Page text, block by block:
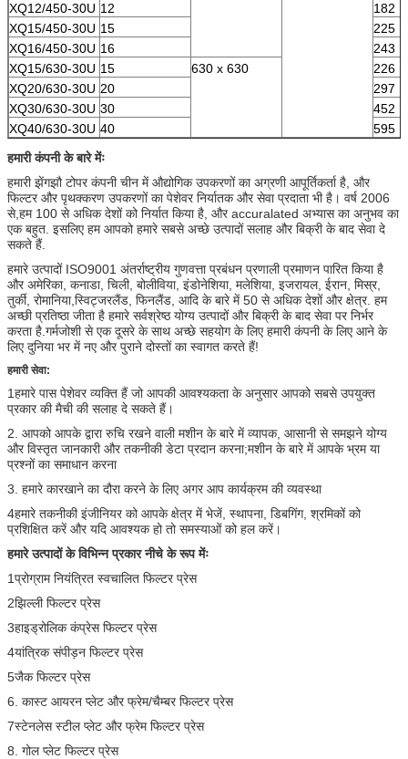
XQ12/450-30U 12
182
XQ15/450-30U 15
225
XQ16/450-30U 16
243
XQ15/630-30U 15 630 x 630
226
XQ20/630-30U 20
297
XQ30/630-30U 30
452
XQ40/630-30U 40
595
हमारी कंपनी के बारे मेंः
हमारी झेंगझौ टोपर कंपनी चीन में औद्योगिक उपकरणों का अग्रणी आपूर्तिकर्ता है, और
फिल्टर और पृथक्करण उपकरणों का पेशेवर निर्यातक और सेवा प्रदाता भी है। वर्ष 2006
से,हम 100 से अधिक देशों को निर्यात किया है, और accuralated अभ्यास का अनुभव का
एक बहुत. इसलिए हम आपको हमारे सबसे अच्छे उत्पादों सलाह और बिक्री के बाद सेवा दे
सकते हैं.
हमारे उत्पादों ISO9001 अंतर्राष्ट्रीय गुणवत्ता प्रबंधन प्रणाली प्रमाणन पारित किया है
और अमेरिका, कनाडा, चिली, बोलीविया, इंडोनेशिया, मलेशिया, इजरायल, ईरान, मिस्र,
तुर्की, रोमानिया,स्विट्जरलैंड, फिनलैंड, आदि के बारे में 50 से अधिक देशों और क्षेत्र. हम
अच्छी प्रतिष्ठा जीता है हमारे सर्वश्रेष्ठ योग्य उत्पादों और बिक्री के बाद सेवा पर निर्भर
करता है.गर्मजोशी से एक दूसरे के साथ अच्छे सहयोग के लिए हमारी कंपनी के लिए आने के
लिए दुनिया भर में नए और पुराने दोस्तों का स्वागत करते हैं!
हमारी सेवा:
1हमारे पास पेशेवर व्यक्ति हैं जो आपकी आवश्यकता के अनुसार आपको सबसे उपयुक्त
प्रकार की मैची की सलाह दे सकते हैं।
2. आपको आपके द्वारा रुचि रखने वाली मशीन के बारे में व्यापक, आसानी से समझने योग्य
और विस्तृत जानकारी और तकनीकी डेटा प्रदान करना;मशीन के बारे में आपके भ्रम या
प्रश्नों का समाधान करना
3. हमारे कारखाने का दौरा करने के लिए अगर आप कार्यक्रम की व्यवस्था
4हमारे तकनीकी इंजीनियर को आपके क्षेत्र में भेजें, स्थापना, डिबगिंग, श्रमिकों को
प्रशिक्षित करें और यदि आवश्यक हो तो समस्याओं को हल करें।
हमारे उत्पादों के विभिन्न प्रकार नीचे के रूप मेंः
1प्रोग्राम नियंत्रित स्वचालित फिल्टर प्रेस
2झिल्ली फिल्टर प्रेस
3हाइड्रोलिक कंप्रेस फिल्टर प्रेस
4यांत्रिक संपीड़न फिल्टर प्रेस
5जैक फिल्टर प्रेस
6. कास्ट आयरन प्लेट और फ्रेम/चैम्बर फिल्टर प्रेस
7स्टेनलेस स्टील प्लेट और फ्रेम फिल्टर प्रेस
8. गोल प्लेट फिल्टर प्रेस